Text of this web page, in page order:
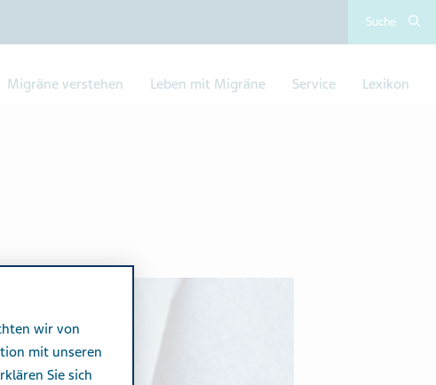
Suche
Migräne verstehen​ Leben mit Migräne Service Lexikon
wir von
mit unseren
Sie sich